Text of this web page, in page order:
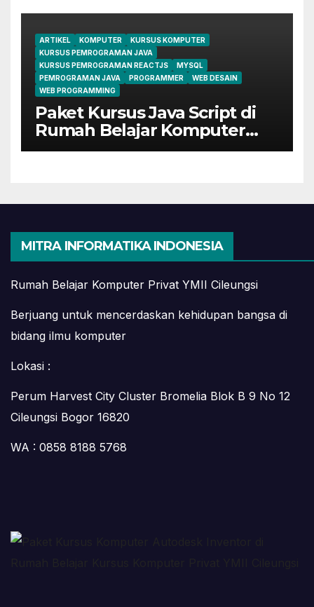
ARTIKEL KOMPUTER
KURSUS KOMPUTER
KURSUS PEMROGRAMAN JAVA
KURSUS PEMROGRAMAN REACTJS
MYSQL
PEMROGRAMAN JAVA
PROGRAMMER
WEB DESAIN
WEB PROGRAMMING
Paket Kursus Java Script di
Rumah Belajar Komputer
YMII Cileungsi
MITRA INFORMATIKA INDONESIA
Rumah Belajar Komputer Privat YMII Cileungsi
Berjuang untuk mencerdaskan kehidupan bangsa di
bidang ilmu komputer
Lokasi :
Perum Harvest City Cluster Bromelia Blok B 9 No 12
Cileungsi Bogor 16820
WA : 0858 8188 5768